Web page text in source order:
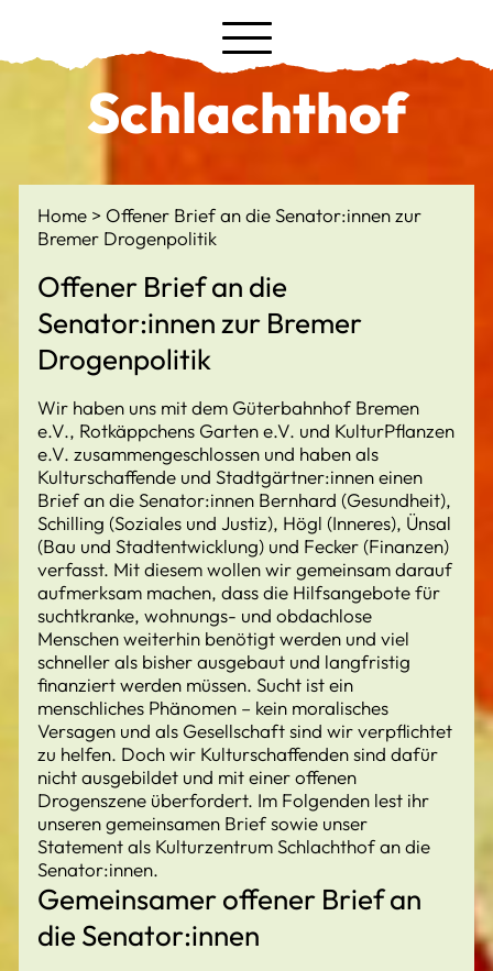
Schlachthof
Home
Offener Brief an die Senator:innen zur
Bremer Drogenpolitik
Offener Brief an die
Senator:innen zur Bremer
Drogenpolitik
Wir haben uns mit dem Güterbahnhof Bremen
e.V., Rotkäppchens Garten e.V. und KulturPflanzen
e.V. zusammengeschlossen und haben als
Kulturschaffende und Stadtgärtner:innen einen
Brief an die Senator:innen Bernhard (Gesundheit),
Schilling (Soziales und Justiz), Högl (Inneres), Ünsal
(Bau und Stadtentwicklung) und Fecker (Finanzen)
verfasst. Mit diesem wollen wir gemeinsam darauf
aufmerksam machen, dass die Hilfsangebote für
suchtkranke, wohnungs- und obdachlose
Menschen weiterhin benötigt werden und viel
schneller als bisher ausgebaut und langfristig
finanziert werden müssen. Sucht ist ein
menschliches Phänomen – kein moralisches
Versagen und als Gesellschaft sind wir verpflichtet
zu helfen. Doch wir Kulturschaffenden sind dafür
nicht ausgebildet und mit einer offenen
Drogenszene überfordert. Im Folgenden lest ihr
unseren gemeinsamen Brief sowie unser
Statement als Kulturzentrum Schlachthof an die
Senator:innen.
Gemeinsamer offener Brief an
die Senator:innen